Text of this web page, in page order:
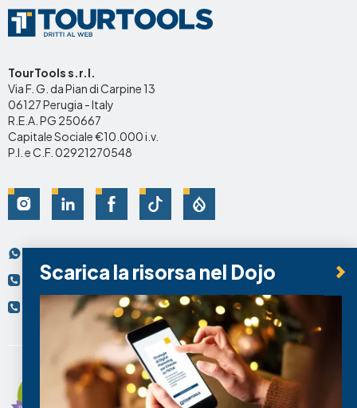
Scarica la risorsa nel Dojo
TourTools s.r.l.
Via F. G. da Pian di Carpine 13
06127 Perugia - Italy
R.E.A. PG 250667
Capitale Sociale €10.000 i.v.
P.I. e C.F. 02921270548
Social
Contatti
+39 075.95.69.74
+39 334.92.49.743